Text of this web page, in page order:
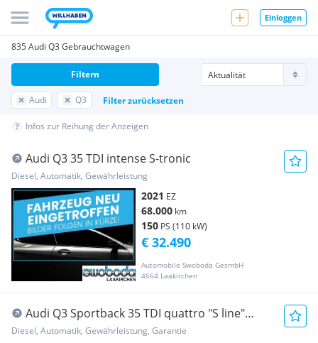
Einloggen
835 Audi Q3 Gebrauchtwagen
Audi Q3 Filter zurücksetzen
Filtern
Infos zur Reihung der Anzeigen
Audi Q3 35 TDI intense S-tronic
Diesel, Automatik, Gewährleistung
2021 EZ
68.000 km
150 PS (110 kW)
Automobile Swoboda GesmbH
4664 Laakirchen
€ 32.490
Audi Q3 Sportback 35 TDI quattro "S line"
VIRTUAL*AC...
Diesel, Automatik, Gewährleistung, Garantie